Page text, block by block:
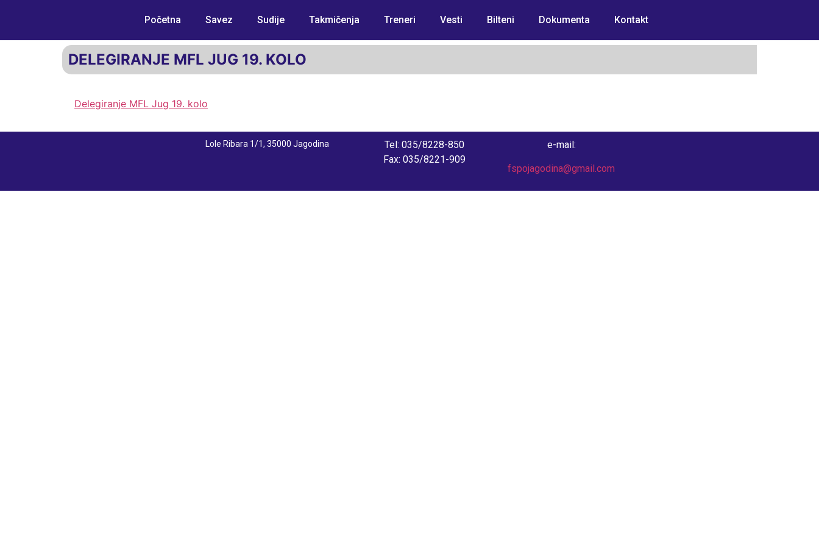
Početna Savez Sudije Takmičenja Treneri Vesti Bilteni Dokumenta Kontakt
DELEGIRANJE MFL JUG 19. KOLO
Delegiranje MFL Jug 19. kolo
Lole Ribara 1/1, 35000 Jagodina
Tel: 035/8228-850
Fax: 035/8221-909
e-mail:
fspojagodina@gmail.com